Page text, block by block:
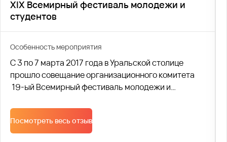
XIX Всемирный фестиваль молодежи и
студентов
Особенность мероприятия
С 3 по 7 марта 2017 года в Уральской столице
прошло совещание организационного комитета
19-ый Всемирный фестиваль молодежи и
организованы дискуссионные площадки,а также
культурная программа. Данное мероприятие
проводилось в рамках 19-го Всемирного
Посмотреть весь отзыв